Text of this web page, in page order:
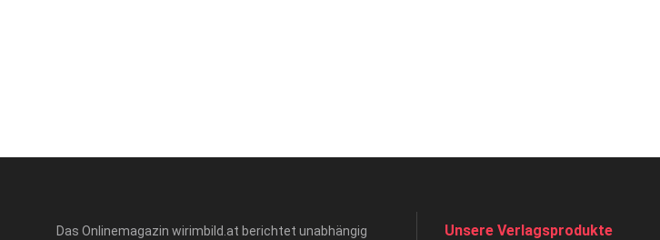
Das Onlinemagazin wirimbild.at berichtet unabhängig
Unsere Verlagsprodukte